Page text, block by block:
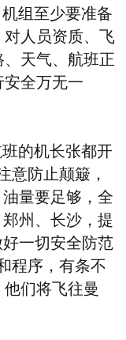
组至少要准备
人员资质、飞
天气、航班正
全万无一
的机长张都开
意防止颠簸，
量要足够，全
州、长沙，提
一切安全防范
程序，有条不
们将飞往曼